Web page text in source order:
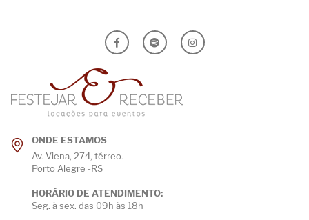
ONDE ESTAMOS
Av. Viena, 274, térreo.
Porto Alegre -RS
HORÁRIO DE ATENDIMENTO:
Seg. à sex. das 09h às 18h